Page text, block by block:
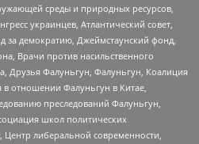
среды и природных ресурсов,
украинцев, Атлантический совет,
за демократию, Джеймстаунский фонд,
Врачи против насильственного
Друзья Фалуньгун, Фалуньгун, Коалиция
в отношении Фалуньгун в Китае,
преследований Фалуньгун,
школ политических
Центр либеральной современности,